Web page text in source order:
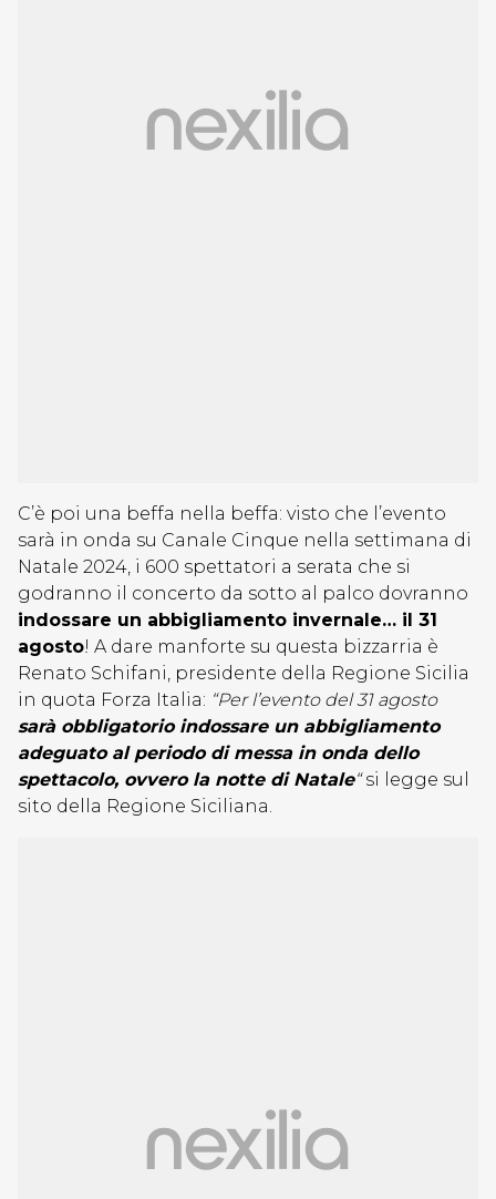
C’è poi una beffa nella beffa: visto che l’evento
sarà in onda su Canale Cinque nella settimana di
Natale 2024, i 600 spettatori a serata che si
godranno il concerto da sotto al palco dovranno
indossare un abbigliamento invernale… il 31
agosto! A dare manforte su questa bizzarria è
Renato Schifani, presidente della Regione Sicilia
in quota Forza Italia: “Per l’evento del 31 agosto
sarà obbligatorio indossare un abbigliamento
adeguato al periodo di messa in onda dello
spettacolo, ovvero la notte di Natale“si legge sul
sito della Regione Siciliana.